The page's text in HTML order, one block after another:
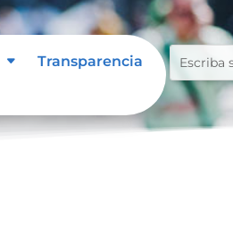
Transparencia